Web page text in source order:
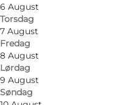
6 August
Torsdag
7 August
Fredag
8 August
Lørdag
9 August
Søndag